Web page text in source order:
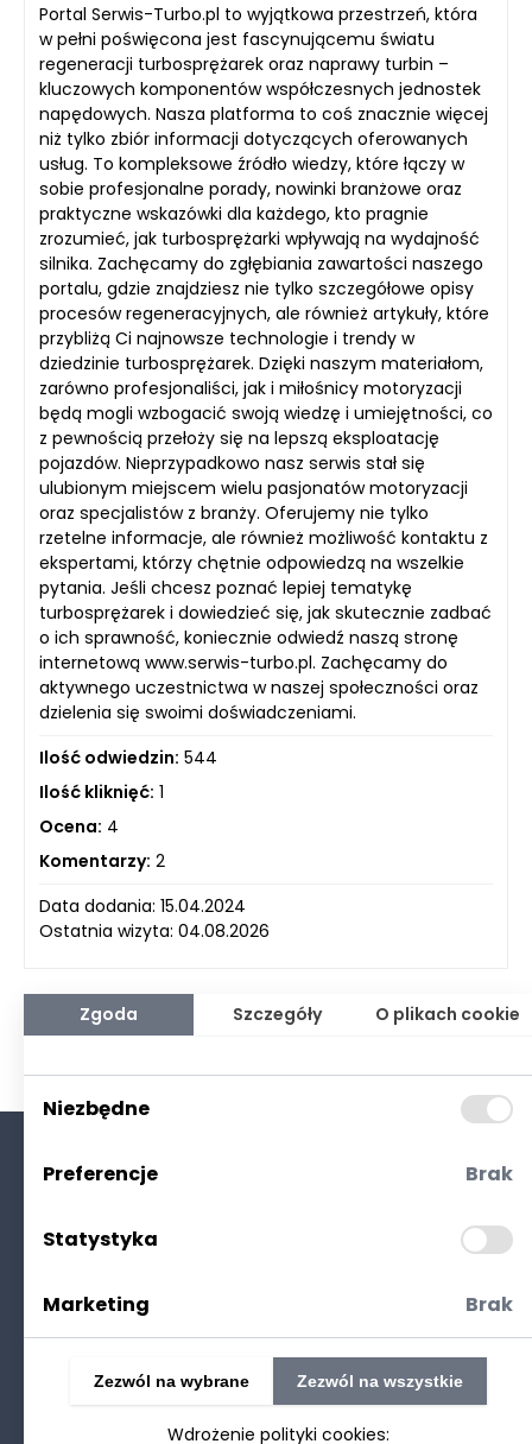
Portal Serwis-Turbo.pl to wyjątkowa przestrzeń, która
w pełni poświęcona jest fascynującemu światu
regeneracji turbosprężarek oraz naprawy turbin –
kluczowych komponentów współczesnych jednostek
napędowych. Nasza platforma to coś znacznie więcej
niż tylko zbiór informacji dotyczących oferowanych
usług. To kompleksowe źródło wiedzy, które łączy w
sobie profesjonalne porady, nowinki branżowe oraz
praktyczne wskazówki dla każdego, kto pragnie
zrozumieć, jak turbosprężarki wpływają na wydajność
silnika. Zachęcamy do zgłębiania zawartości naszego
portalu, gdzie znajdziesz nie tylko szczegółowe opisy
procesów regeneracyjnych, ale również artykuły, które
przybliżą Ci najnowsze technologie i trendy w
dziedzinie turbosprężarek. Dzięki naszym materiałom,
zarówno profesjonaliści, jak i miłośnicy motoryzacji
będą mogli wzbogacić swoją wiedzę i umiejętności, co
z pewnością przełoży się na lepszą eksploatację
pojazdów. Nieprzypadkowo nasz serwis stał się
ulubionym miejscem wielu pasjonatów motoryzacji
oraz specjalistów z branży. Oferujemy nie tylko
rzetelne informacje, ale również możliwość kontaktu z
ekspertami, którzy chętnie odpowiedzą na wszelkie
pytania. Jeśli chcesz poznać lepiej tematykę
turbosprężarek i dowiedzieć się, jak skutecznie zadbać
o ich sprawność, koniecznie odwiedź naszą stronę
internetową www.serwis-turbo.pl. Zachęcamy do
aktywnego uczestnictwa w naszej społeczności oraz
dzielenia się swoimi doświadczeniami.
Ilość odwiedzin: 544
Ilość kliknięć: 1
Ocena: 4
Komentarzy: 2
Data dodania: 15.04.2024
Ostatnia wizyta: 04.08.2026
Polityka prywatności
Zgoda Szczegóły O plikach cookie
Niezbędne
Preferencje Brak
Statystyka
Marketing Brak
Wdrożenie polityki cookies:
Zezwól na wybrane Zezwól na wszystkie